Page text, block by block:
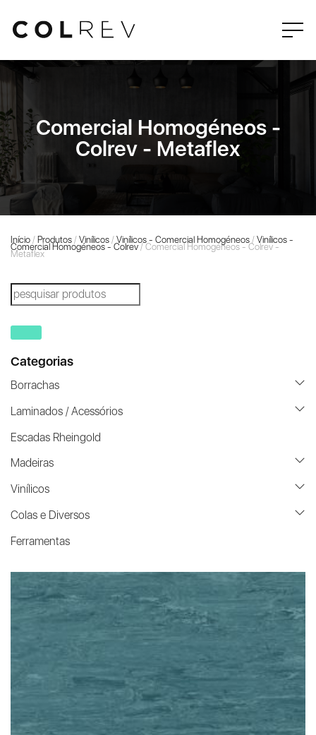
Comercial Homogéneos -
Colrev - Metaflex
Início / Produtos / Vinílicos / Vinílicos - Comercial Homogéneos / Vinílicos -
Comercial Homogéneos - Colrev / Comercial Homogéneos - Colrev -
Metaflex
Products
search
Categorias
Borrachas
Laminados / Acessórios
Escadas Rheingold
Madeiras
Vinílicos
Colas e Diversos
Ferramentas